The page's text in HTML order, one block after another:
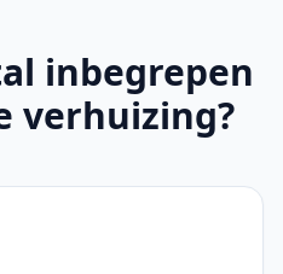
inbegrepen
verhuizing?